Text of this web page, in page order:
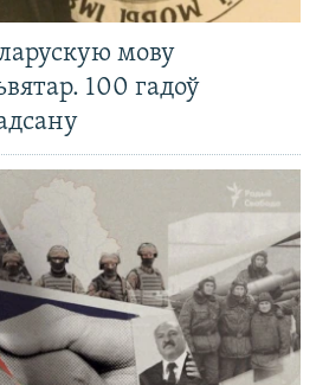
мову
100 гадоў